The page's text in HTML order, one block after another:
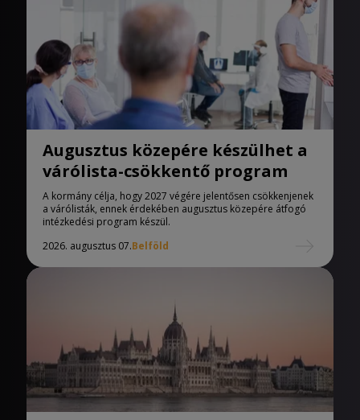
Augusztus közepére készülhet a
várólista-csökkentő program
A kormány célja, hogy 2027 végére jelentősen csökkenjenek
a várólisták, ennek érdekében augusztus közepére átfogó
intézkedési program készül.
2026. augusztus 07.Belföld